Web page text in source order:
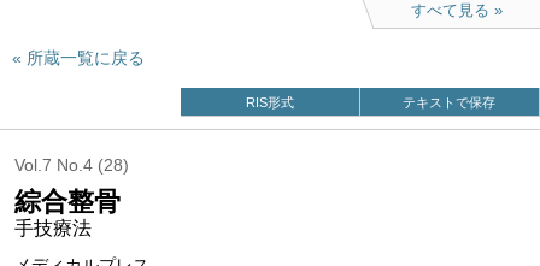
すべて見る
所蔵一覧に戻る
RIS形式 テキストで保存
Vol.7 No.4 (28)
綜合整骨
手技療法